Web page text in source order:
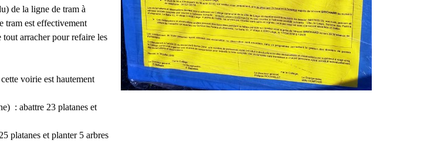
de la ligne de tram à
tram est effectivement
arracher pour refaire les
voirie est hautement
: abattre 23 platanes et
platanes et planter 5 arbres